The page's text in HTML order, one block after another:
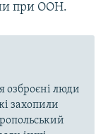
при ООН.
озброєні люди
захопили